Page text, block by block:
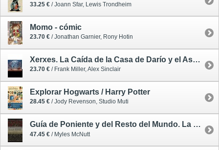
33.25 € / Joann Sfar, Lewis Trondheim
Momo - cómic
23.70 € / Jonathan Garnier, Rony Hotin
Xerxes. La Caída de la Casa de Darío y el Ascenso de Alejandro - cómic
23.70 € / Frank Miller, Alex Sinclair
Explorar Hogwarts / Harry Potter
28.45 € / Jody Revenson, Studio Muti
Guía de Poniente y del Resto del Mundo. La Serie Completa / Juego de Tronos
47.45 € / Myles McNutt